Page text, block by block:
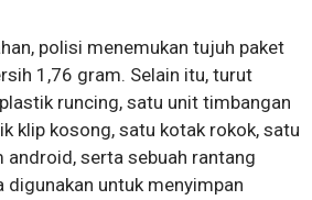
polisi menemukan tujuh paket
1,76 gram. Selain itu, turut
runcing, satu unit timbangan
klip kosong, satu kotak rokok, satu
serta sebuah rantang
untuk menyimpan